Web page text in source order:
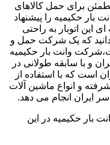
برای حمل کالاهای
بار حکیمیه را پیشنهاد
این اتوبار به راحتی
بدانید که یک شرکت حمل و
وانت بار حکیمیه
و با سابقه طولانی در
است که با استفاده از
و انواع ماشین آلات
ایران انجام می دهد.
بار حکیمیه در این